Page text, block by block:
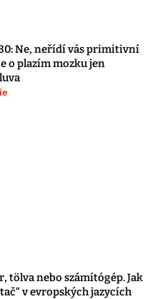
Ne, neřídí vás primitivní
o plazím mozku jen
tölva nebo számítógép. Jak
v evropských jazycích